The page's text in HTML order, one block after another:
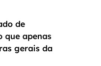
de
que apenas
gerais da